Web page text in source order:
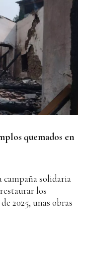
quemados en
campaña solidaria
los
2025, unas obras